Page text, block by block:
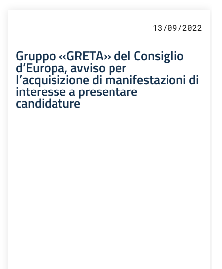
13/09/2022
Gruppo «GRETA» del Consiglio
d’Europa, avviso per
l’acquisizione di manifestazioni di
interesse a presentare
candidature